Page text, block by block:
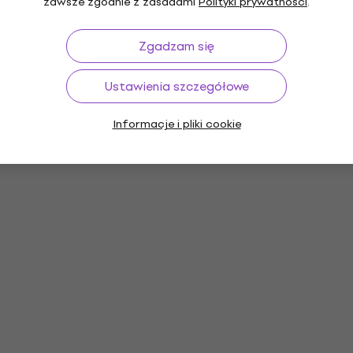
Zgadzam się
Ustawienia szczegółowe
Informacje i pliki cookie